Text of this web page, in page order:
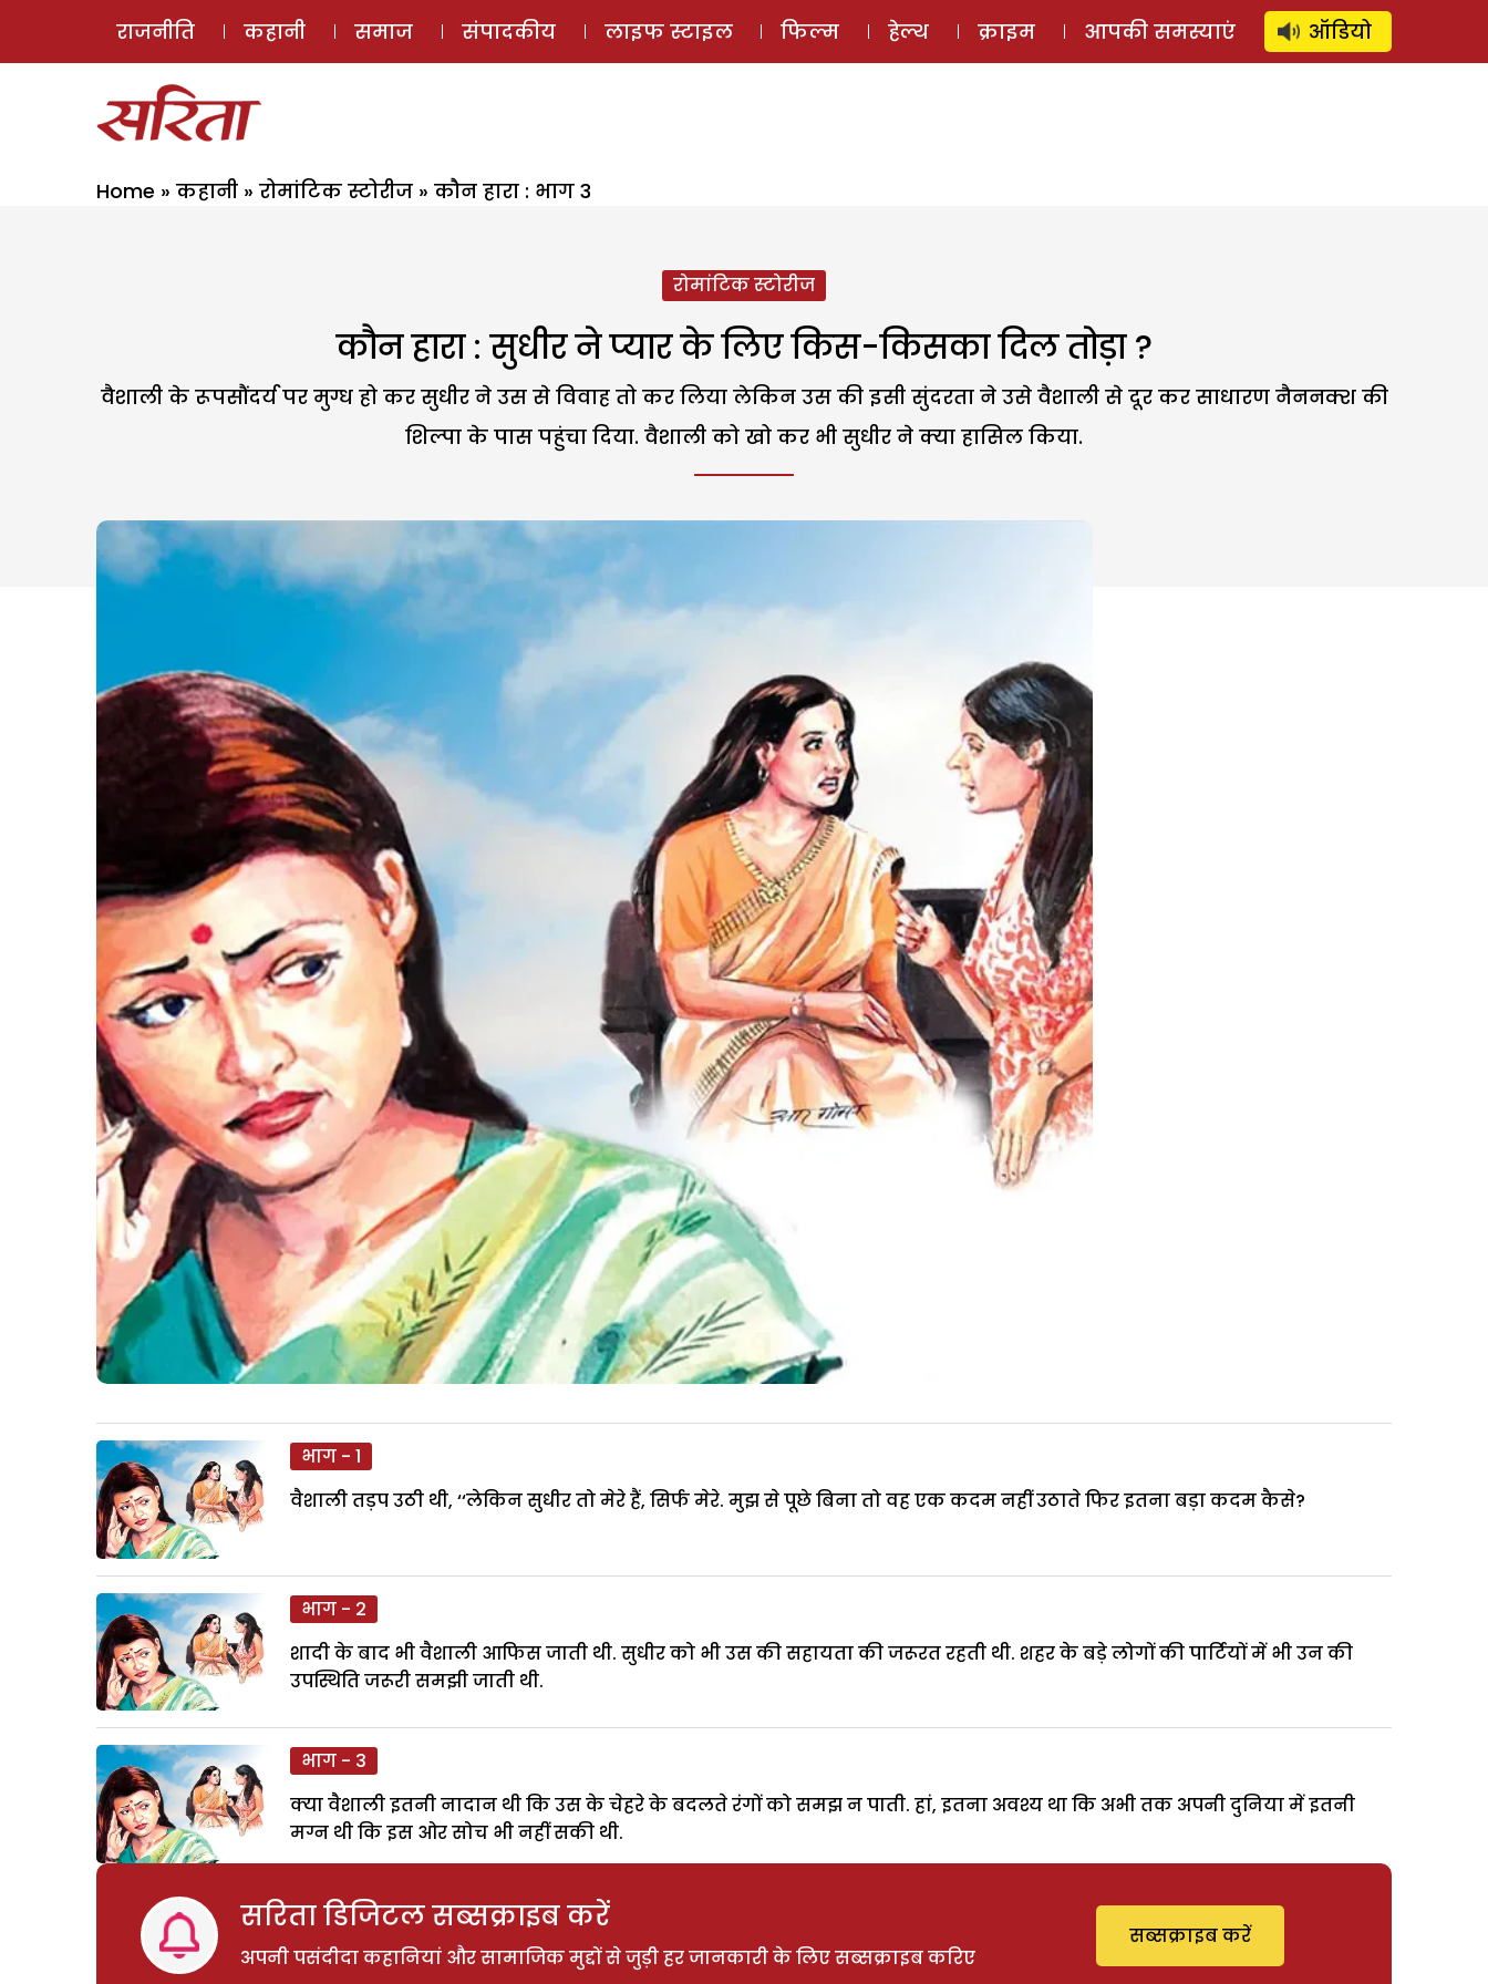
ई-मैगज़ीन ऑडियो स्टोरी लॉग इन ⚲ SUBSCRIBE
राजनीति कहानी समाज संपादकीय लाइफ स्टाइल फिल्म हेल्थ क्राइम आपकी समस्याएं ऑडियो
Home » कहानी » रोमांटिक स्टोरीज » कौन हारा : भाग 3
रोमांटिक स्टोरीज
कौन हारा : सुधीर ने प्यार के लिए किस-किसका दिल तोड़ा ?
वैशाली के रूपसौंदर्य पर मुग्ध हो कर सुधीर ने उस से विवाह तो कर लिया लेकिन उस की इसी सुंदरता ने उसे वैशाली से दूर कर साधारण नैननक्श की
शिल्पा के पास पहुंचा दिया. वैशाली को खो कर भी सुधीर ने क्या हासिल किया.
भाग - 1
वैशाली तड़प उठी थी, ‘‘लेकिन सुधीर तो मेरे हैं, सिर्फ मेरे. मुझ से पूछे बिना तो वह एक कदम नहीं उठाते फिर इतना बड़ा कदम कैसे?
भाग - 2
शादी के बाद भी वैशाली आफिस जाती थी. सुधीर को भी उस की सहायता की जरूरत रहती थी. शहर के बड़े लोगों की पार्टियों में भी उन की
उपस्थिति जरूरी समझी जाती थी.
भाग - 3
क्या वैशाली इतनी नादान थी कि उस के चेहरे के बदलते रंगों को समझ न पाती. हां, इतना अवश्य था कि अभी तक अपनी दुनिया में इतनी
मग्न थी कि इस ओर सोच भी नहीं सकी थी.
सरिता डिजिटल सब्सक्राइब करें
अपनी पसंदीदा कहानियां और सामाजिक मुद्दों से जुड़ी हर जानकारी के लिए सब्सक्राइब करिए
सब्सक्राइब करें